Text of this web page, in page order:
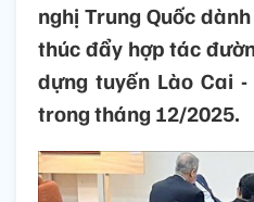
nghị Trung Quốc
thúc đẩy hợp tác
dựng tuyến Lào Cai
trong tháng 12/2025.